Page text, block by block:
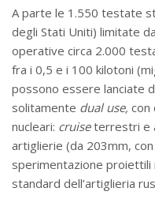
A parte le 1.550 testate
degli Stati Uniti) limitate
operative circa 2.000
fra i 0,5 e i 100 kilotoni
possono essere lanciate
solitamente dual use, con
nucleari: cruiseterrestri e
artiglierie (da 203mm,
sperimentazione proiettili
standard dell’artiglieria